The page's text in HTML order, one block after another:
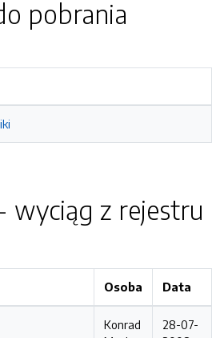
pobrania
wyciąg z rejestru
Osoba Data
Konrad
28-07-